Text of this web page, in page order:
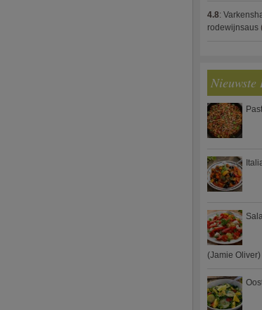
4.8:
rodewijnsaus
Nieuwste
(Jamie Oliver)